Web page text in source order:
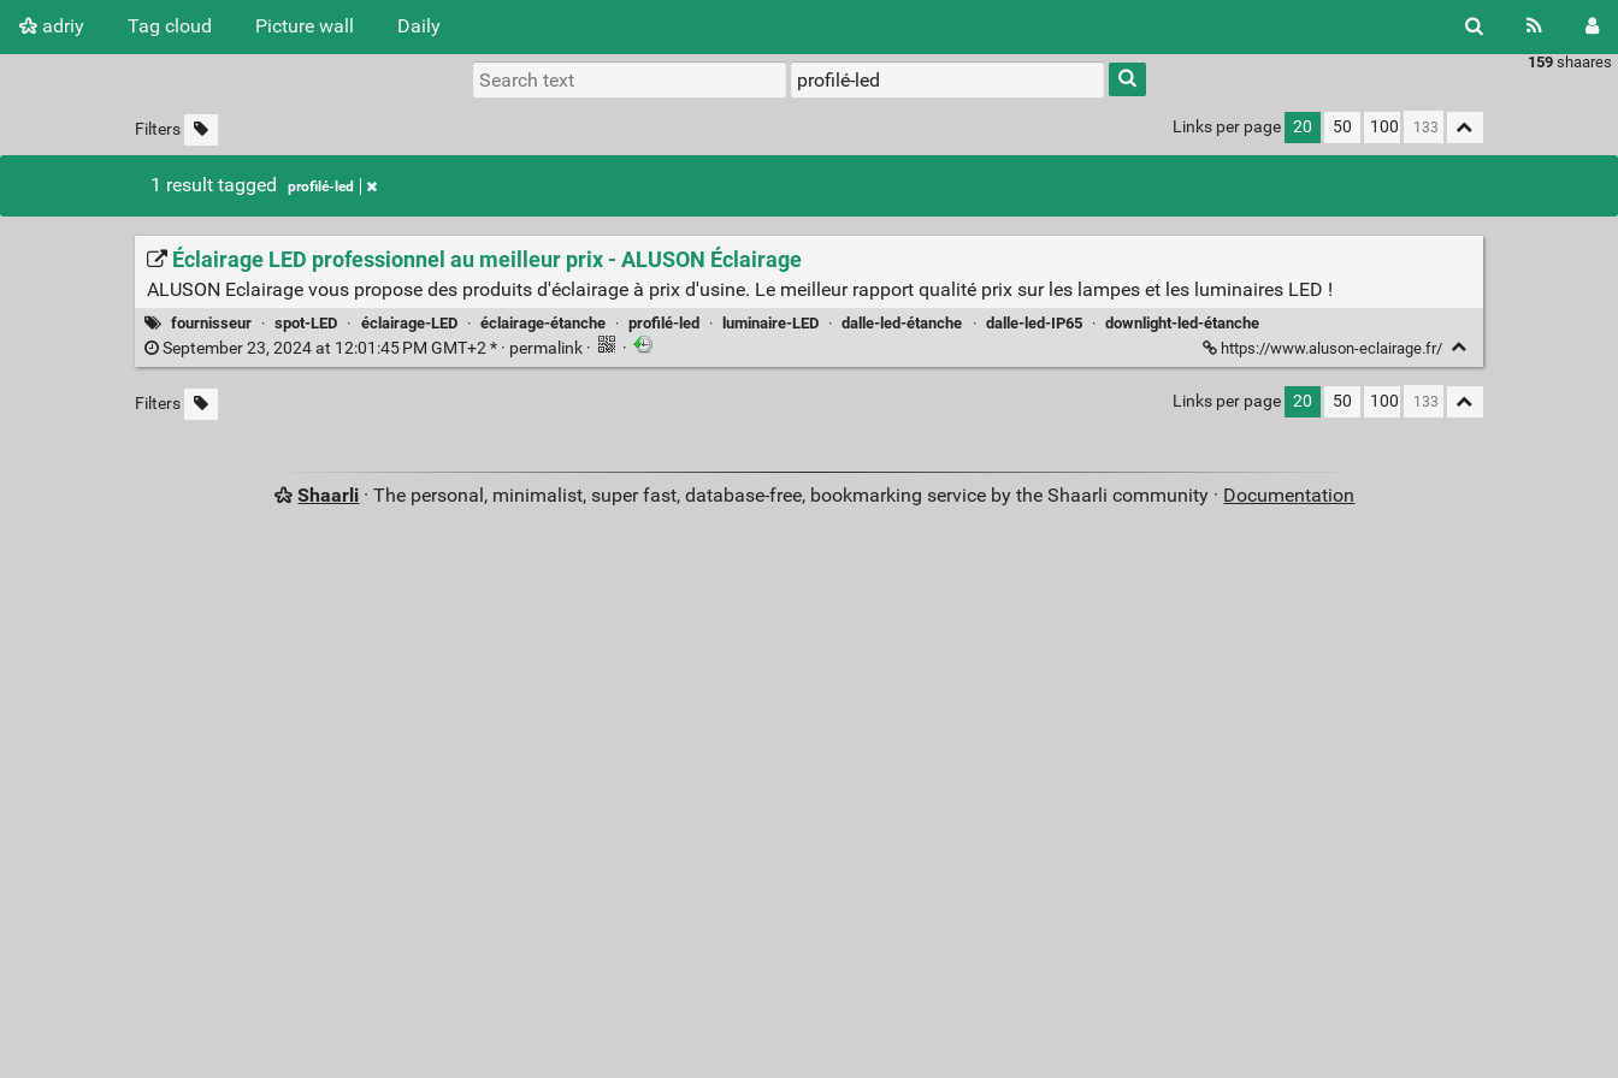
adriy Tag cloud Picture wall Daily
159 shaares
Filters Links per page 20 50 100
1 result tagged profilé-led
Éclairage LED professionnel au meilleur prix - ALUSON Éclairage
ALUSON Eclairage vous propose des produits d'éclairage à prix d'usine. Le meilleur rapport qualité prix sur les lampes et les luminaires LED !
fournisseur · spot-LED · éclairage-LED · éclairage-étanche · profilé-led · luminaire-LED · dalle-led-étanche · dalle-led-IP65 · downlight-led-étanche
September 23, 2024 at 12:01:45 PM GMT+2 * · permalink · · https://www.aluson-eclairage.fr/
Filters Links per page 20 50 100
Shaarli · The personal, minimalist, super fast, database-free, bookmarking service by the Shaarli community · Documentation